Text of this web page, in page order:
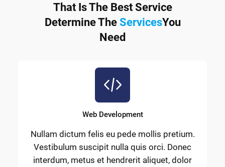
That Is The Best Service
Determine The ServicesYou
Need
Web Development
Nullam dictum felis eu pede mollis pretium.
Vestibulum suscipit nulla quis orci. Donec
interdum, metus et hendrerit aliquet, dolor